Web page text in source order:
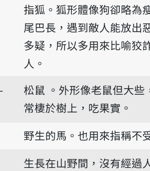
音讀hôo-lî
指狐。狐形體像狗卻略為
尾巴長，遇到敵人能放出
多疑，所以多用來比喻狡
人。
讀hué-tshí/hué-tshú
松鼠 。外形像老鼠但大些
常棲於樹上，吃果實。
讀iá-bé
野生的馬。也用來指稱不
生長在山野間，沒有經過